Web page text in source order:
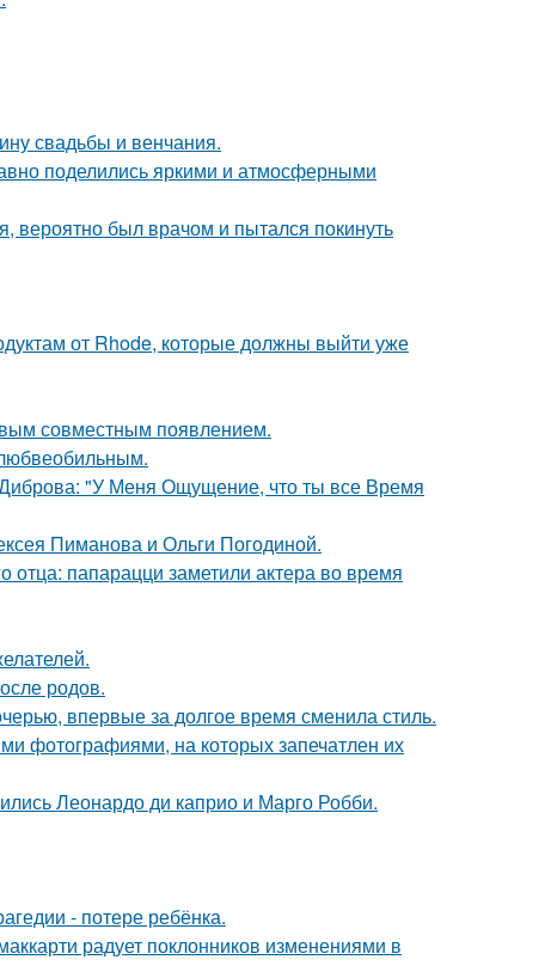
свадьбы и венчания.
поделились яркими и атмосферными
вероятно был врачом и пытался покинуть
от Rhode, которые должны выйти уже
совместным появлением.
Диброва: "У Меня Ощущение, что ты все Время
Пиманова и Ольги Погодиной.
отца: папарацци заметили актера во время
родов.
впервые за долгое время сменила стиль.
фотографиями, на которых запечатлен их
Леонардо ди каприо и Марго Робби.
- потере ребёнка.
радует поклонников изменениями в